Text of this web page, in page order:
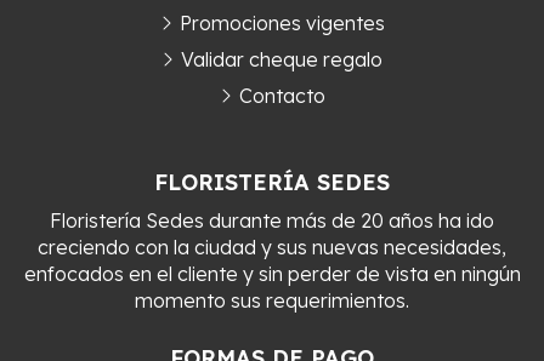
FLORISTERÍA SEDES
Floristería Sedes durante más de 20 años ha ido
creciendo con la ciudad y sus nuevas necesidades,
enfocados en el cliente y sin perder de vista en ningún
momento sus requerimientos.
Promociones vigentes
Validar cheque regalo
Contacto